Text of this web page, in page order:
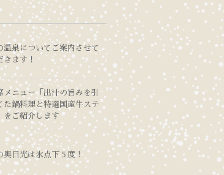
温泉についてご案内させて
きます！
メニュー「出汁の旨みを引
た鍋料理と特選国産牛ステ
をご紹介します
奥日光は氷点下５度！